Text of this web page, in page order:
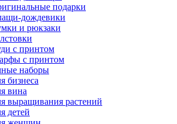
подарки
дождевики
и рюкзаки
с принтом
с принтом
наборы
бизнеса
вина
выращивания растений
детей